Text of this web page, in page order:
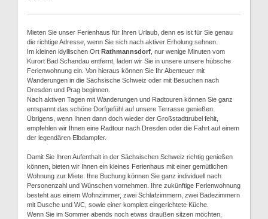
Mieten Sie unser Ferienhaus für Ihren Urlaub, denn es ist für Sie genau
die richtige Adresse, wenn Sie sich nach aktiver Erholung sehnen.
Im kleinen idyllischen Ort Rathmannsdorf , nur wenige Minuten vom
Kurort Bad Schandau entfernt, laden wir Sie in unsere unsere hübsche
Ferienwohnung ein. Von hieraus können Sie Ihr Abenteuer mit
Wanderungen in die Sächsische Schweiz oder mit Besuchen nach
Dresden und Prag beginnen.
Nach aktiven Tagen mit Wanderungen und Radtouren können Sie ganz
entspannt das schöne Dorfgefühl auf unsere Terrasse genießen.
Übrigens, wenn Ihnen dann doch wieder der Großstadttrubel fehlt,
empfehlen wir Ihnen eine Radtour nach Dresden oder die Fahrt auf einem
der legendären Elbdampfer.
Damit Sie Ihren Aufenthalt in der Sächsischen Schweiz richtig genießen
können, bieten wir Ihnen ein kleines Ferienhaus mit einer gemütlichen
Wohnung zur Miete. Ihre Buchung können Sie ganz individuell nach
Personenzahl und Wünschen vornehmen. Ihre zukünftige Ferienwohnung
besteht aus einem Wohnzimmer, zwei Schlafzimmern, zwei Badezimmern
mit Dusche und WC, sowie einer komplett eingerichtete Küche.
Wenn Sie im Sommer abends noch etwas draußen sitzen möchten,